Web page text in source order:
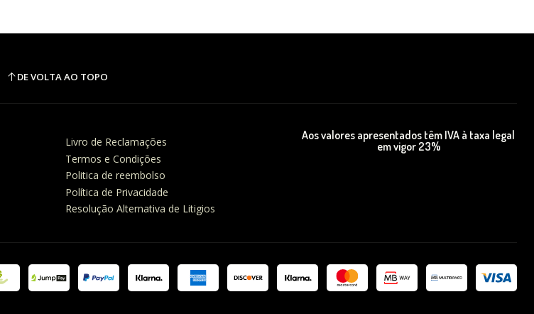
DE VOLTA AO TOPO
Livro de Reclamações
Termos e Condições
Politica de reembolso
Política de Privacidade
Resolução Alternativa de Litigios
Aos valores apresentados têm IVA à taxa legal
em vigor 23%